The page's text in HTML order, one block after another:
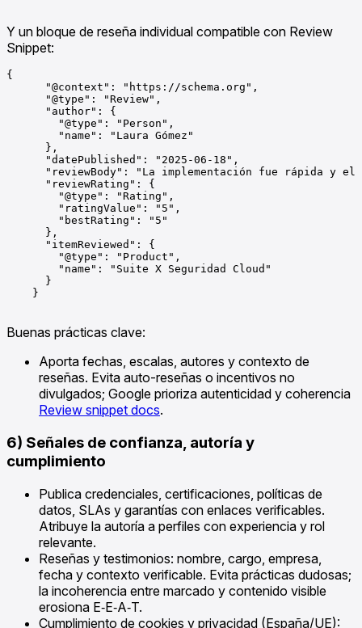
Y un bloque de reseña individual compatible con Review
Snippet:
{
      "@context": "https://schema.org",
      "@type": "Review",
      "author": {
        "@type": "Person",
        "name": "Laura Gómez"
      },
      "datePublished": "2025-06-18",
"reviewBody": "La implementación fue rápida y
      "reviewRating": {
        "@type": "Rating",
        "ratingValue": "5",
        "bestRating": "5"
      },
      "itemReviewed": {
        "@type": "Product",
        "name": "Suite X Seguridad Cloud"
      }
    }
Buenas prácticas clave:
Aporta fechas, escalas, autores y contexto de
reseñas. Evita auto-reseñas o incentivos no
divulgados; Google prioriza autenticidad y coherencia
Review snippet docs.
6) Señales de confianza, autoría y
cumplimiento
Publica credenciales, certificaciones, políticas de
datos, SLAs y garantías con enlaces verificables.
Atribuye la autoría a perfiles con experiencia y rol
relevante.
Reseñas y testimonios: nombre, cargo, empresa,
fecha y contexto verificable. Evita prácticas dudosas;
la incoherencia entre marcado y contenido visible
erosiona E‑E‑A‑T.
Cumplimiento de cookies y privacidad (España/UE):